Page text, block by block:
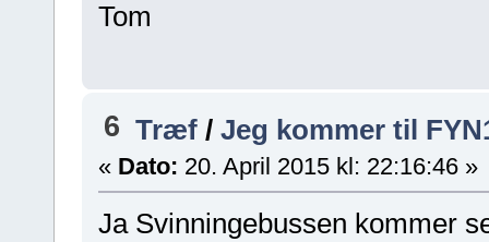
Tom
6 Træf /Jeg kommer til
« Dato: 20. April 2015 kl: 22:16:46 »
Ja Svinningebussen kommer